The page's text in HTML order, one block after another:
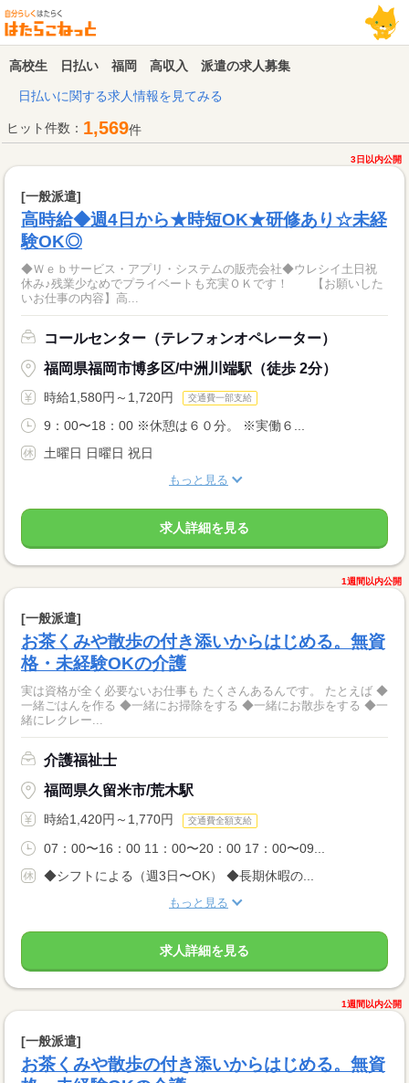
高校生 日払い 福岡 高収入 派遣の求人募集
日払いに関する求人情報を見てみる
ヒット件数： 1,569件
3日以内公開
[一般派遣]
高時給◆週4日から★時短OK★研修あり☆未経
験OK◎
◆Ｗｅｂサービス・アプリ・システムの販売会社◆ウレシイ土日祝
休み♪残業少なめでプライベートも充実ＯＫです！ 【お願いした
いお仕事の内容】高...
コールセンター（テレフォンオペレーター）
福岡県福岡市博多区/中洲川端駅（徒歩 2分）
時給1,580円～1,720円 交通費一部支給
9：00〜18：00 ※休憩は６０分。 ※実働６...
土曜日 日曜日 祝日
もっと見る
求人詳細を見る
1週間以内公開
[一般派遣]
お茶くみや散歩の付き添いからはじめる。無資
格・未経験OKの介護
実は資格が全く必要ないお仕事も たくさんあるんです。 たとえば ◆
一緒ごはんを作る ◆一緒にお掃除をする ◆一緒にお散歩をする ◆一
緒にレクレー...
介護福祉士
福岡県久留米市/荒木駅
時給1,420円～1,770円 交通費全額支給
07：00〜16：00 11：00〜20：00 17：00〜09...
◆シフトによる（週3日〜OK） ◆長期休暇の...
もっと見る
求人詳細を見る
1週間以内公開
[一般派遣]
お茶くみや散歩の付き添いからはじめる。無資